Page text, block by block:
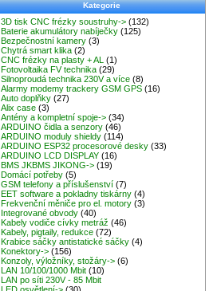
Kategorie
3D tisk CNC frézky soustruhy-> (132)
Baterie akumulátory nabíječky (125)
Bezpečnostní kamery (3)
Chytrá smart klika (2)
CNC frézky na plasty + AL
(1)
Fotovoltaika FV technika (29)
Silnoproudá technika 230V a více (8)
Alarmy modemy trackery GSM GPS (16)
Auto doplňky (27)
Alix case (3)
Antény a kompletní spoje-> (34)
ARDUINO čidla a senzory (46)
ARDUINO moduly shieldy (114)
ARDUINO ESP32 procesorové desky (33)
ARDUINO LCD DISPLAY (16)
BMS JKBMS JIKONG-> (19)
Domácí potřeby (5)
GSM telefony a příslušenství (7)
EET software a pokladny tiskárny (4)
Frekvenční měniče pro el. motory (3)
Integrované obvody (40)
Kabely vodiče cívky metráž (46)
Kabely, pigtaily, redukce (72)
Krabice sáčky antistatické sáčky (4)
Konektory-> (156)
Konzoly, výložníky, stožáry-> (6)
LAN 10/100/1000 Mbit (10)
LAN po síti 230V - 85 Mbit